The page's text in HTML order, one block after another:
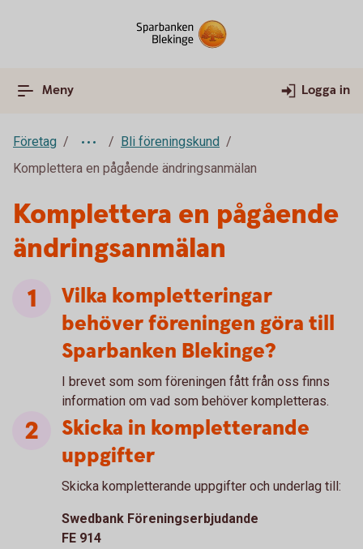
Meny Logga in
Företag
Bli föreningskund
Komplettera en pågående ändringsanmälan
Komplettera en pågående
ändringsanmälan
Vilka kompletteringar
behöver föreningen göra till
Sparbanken Blekinge?
I brevet som som föreningen fått från oss finns
information om vad som behöver kompletteras.
Skicka in kompletterande
uppgifter
Skicka kompletterande uppgifter och underlag till:
Swedbank Föreningserbjudande
FE 914